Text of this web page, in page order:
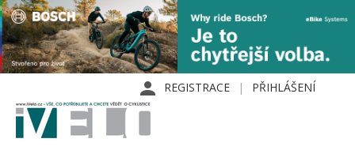
REGISTRACE PŘIHLÁŠENÍ